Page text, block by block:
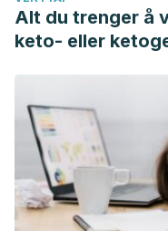
Alt du trenger å
keto- eller